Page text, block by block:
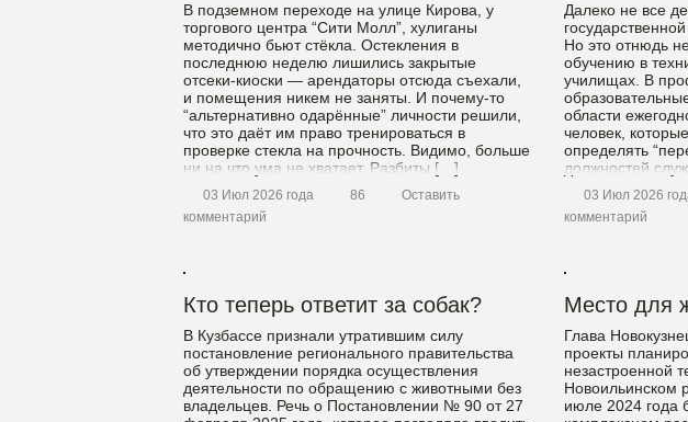
В подземном переходе на улице Кирова, у
торгового центра “Сити Молл”, хулиганы
методично бьют стёкла. Остекления в
последнюю неделю лишились закрытые
отсеки-киоски — арендаторы отсюда съехали,
и помещения никем не заняты. И почему-то
“альтернативно одарённые” личности решили,
что это даёт им право тренироваться в
проверке стекла на прочность. Видимо, больше
ни на что ума не хватает. Разбиты […]
03 Июл 2026 года 86
Оставить
комментарий
Далеко не все
Но это отнюдь
обучению в
училищах. В
области
человек,
определять
должностей
школьников […]
03 Июл 2026
комментарий
Кто теперь ответит за собак?
В Кузбассе признали утратившим силу
постановление регионального правительства
об утверждении порядка осуществления
деятельности по обращению с животными без
владельцев. Речь о Постановлении № 90 от 27
Место для
Глава
проекты
незастроенной
Новоильинском
июле 2024 года